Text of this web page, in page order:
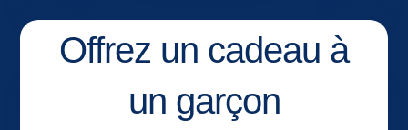
Offrez un cadeau à
un garçon